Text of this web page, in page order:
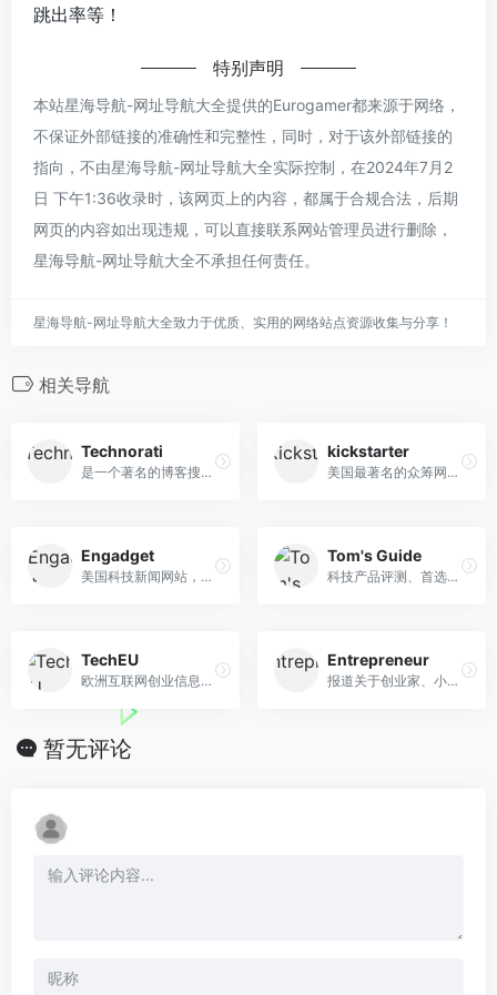
跳出率等！
特别声明
本站星海导航-网址导航大全提供的Eurogamer都来源于网络，
不保证外部链接的准确性和完整性，同时，对于该外部链接的
指向，不由星海导航-网址导航大全实际控制，在2024年7月2
日 下午1:36收录时，该网页上的内容，都属于合规合法，后期
网页的内容如出现违规，可以直接联系网站管理员进行删除，
星海导航-网址导航大全不承担任何责任。
星海导航-网址导航大全致力于优质、实用的网络站点资源收集与分享！
相关导航
Technorati
是一个著名的博客搜索引擎
kickstarter
美国最著名的众筹网站，致力于支持和激励创新创意活动
Engadget
美国科技新闻网站，以消费电子类产品最新新闻和测评为主
Tom's Guide
科技产品评测、首选产品及如...
TechEU
欧洲互联网创业信息网站
Entrepreneur
报道关于创业家、小型企业管...
暂无评论